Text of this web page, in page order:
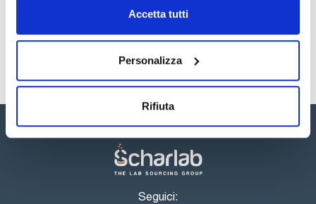
Accetta tutti
Personalizza
Rifiuta
Seguici: